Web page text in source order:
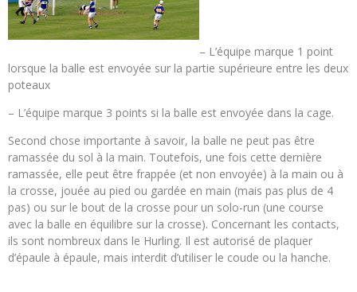
– L’équipe marque 1 point
lorsque la balle est envoyée sur la partie supérieure entre les deux
poteaux
– L’équipe marque 3 points si la balle est envoyée dans la cage.
Second chose importante à savoir, la balle ne peut pas être
ramassée du sol à la main. Toutefois, une fois cette dernière
ramassée, elle peut être frappée (et non envoyée) à la main ou à
la crosse, jouée au pied ou gardée en main (mais pas plus de 4
pas) ou sur le bout de la crosse pour un solo-run (une course
avec la balle en équilibre sur la crosse). Concernant les contacts,
ils sont nombreux dans le Hurling. Il est autorisé de plaquer
d’épaule à épaule, mais interdit d’utiliser le coude ou la hanche.